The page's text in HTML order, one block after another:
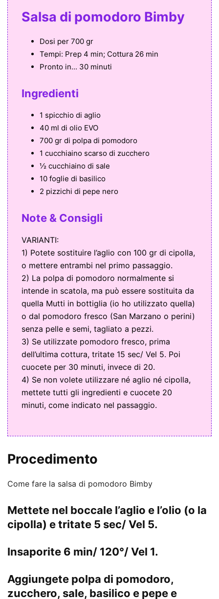
Salsa di pomodoro Bimby
Dosi per 700 gr
Tempi: Prep 4 min; Cottura 26 min
Pronto in... 30 minuti
Ingredienti
1 spicchio di aglio
40 ml di olio EVO
700 gr di polpa di pomodoro
1 cucchiaino scarso di zucchero
½ cucchiaino di sale
10 foglie di basilico
2 pizzichi di pepe nero
Note & Consigli
VARIANTI:
1) Potete sostituire l’aglio con 100 gr di cipolla,
o mettere entrambi nel primo passaggio.
2) La polpa di pomodoro normalmente si
intende in scatola, ma può essere sostituita da
quella Mutti in bottiglia (io ho utilizzato quella)
o dal pomodoro fresco (San Marzano o perini)
senza pelle e semi, tagliato a pezzi.
3) Se utilizzate pomodoro fresco, prima
dell’ultima cottura, tritate 15 sec/ Vel 5. Poi
cuocete per 30 minuti, invece di 20.
4) Se non volete utilizzare né aglio né cipolla,
mettete tutti gli ingredienti e cuocete 20
minuti, come indicato nel passaggio.
Procedimento
Come fare la salsa di pomodoro Bimby
Mettete nel boccale l’aglio e l’olio (o la
cipolla) e tritate 5 sec/ Vel 5.
Insaporite 6 min/ 120°/ Vel 1.
Aggiungete polpa di pomodoro,
zucchero, sale, basilico e pepe e